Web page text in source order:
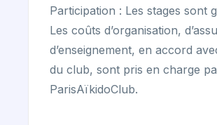
Participation : Les stages sont
Les coûts d’organisation,
d’enseignement, en accord
du club, sont pris en charge
ParisAïkidoClub.